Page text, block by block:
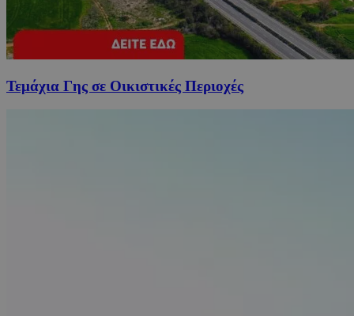
Τεμάχια Γης σε Οικιστικές Περιοχές